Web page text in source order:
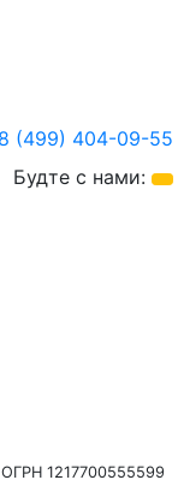
1217700555599
8 (499) 404-09-55
Будте с нами: